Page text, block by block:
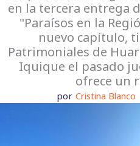
en la tercera entrega
"Paraísos en la
nuevo capítulo,
Patrimoniales de
Iquique el pasado
ofrece un
por Cristina Blanco